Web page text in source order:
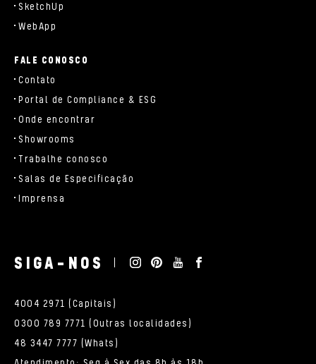
SketchUp
WebApp
FALE CONOSCO
Contato
Portal de Compliance & ESG
Onde encontrar
Showrooms
Trabalhe conosco
Salas de Especificação
Imprensa
SIGA-NOS
4004 2971 (Capitais)
0300 789 7771 (Outras localidades)
48 3447 7777 (Whats)